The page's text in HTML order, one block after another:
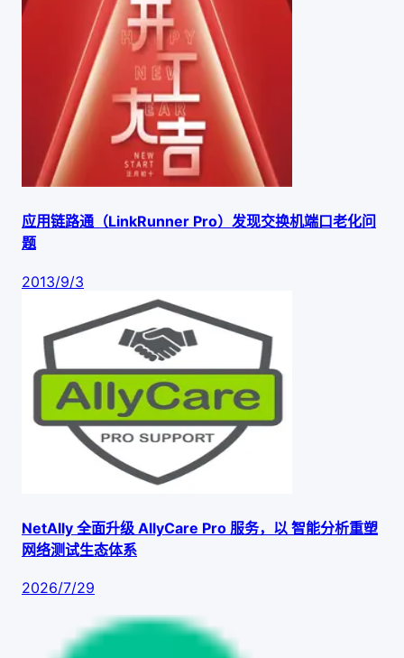
应用链路通（LinkRunner Pro）发现交换机端口老化问
题
2013/9/3
NetAlly 全面升级 AllyCare Pro 服务，以 智能分析重塑
网络测试生态体系
2026/7/29